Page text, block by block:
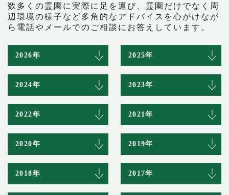
数多くの霊園に実際に足を運び、霊園だけでなく周
辺環境の様子など多角的なアドバイスを心がけなが
ら電話やメールでのご相談にお答えしています。
2026年 2025年
2024年 2023年
2022年 2021年
2020年 2019年
2018年 2017年